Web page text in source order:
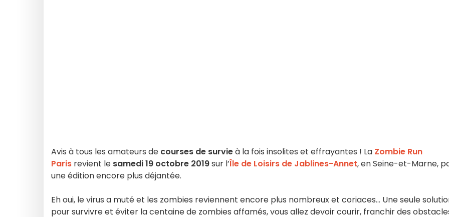
Avis à tous les amateurs de courses de survieà la fois insolites et effrayantes ! La Zombie Run
Paris revient le samedi 19 octobre 2019sur l’Île de Loisirs de Jablines-Annet, en Seine-et-Marne,
une édition encore plus déjantée.
Eh oui, le virus a muté et les zombies reviennent encore plus nombreux et coriaces… Une seule
pour survivre et éviter la centaine de zombies affamés, vous allez devoir courir, franchir des